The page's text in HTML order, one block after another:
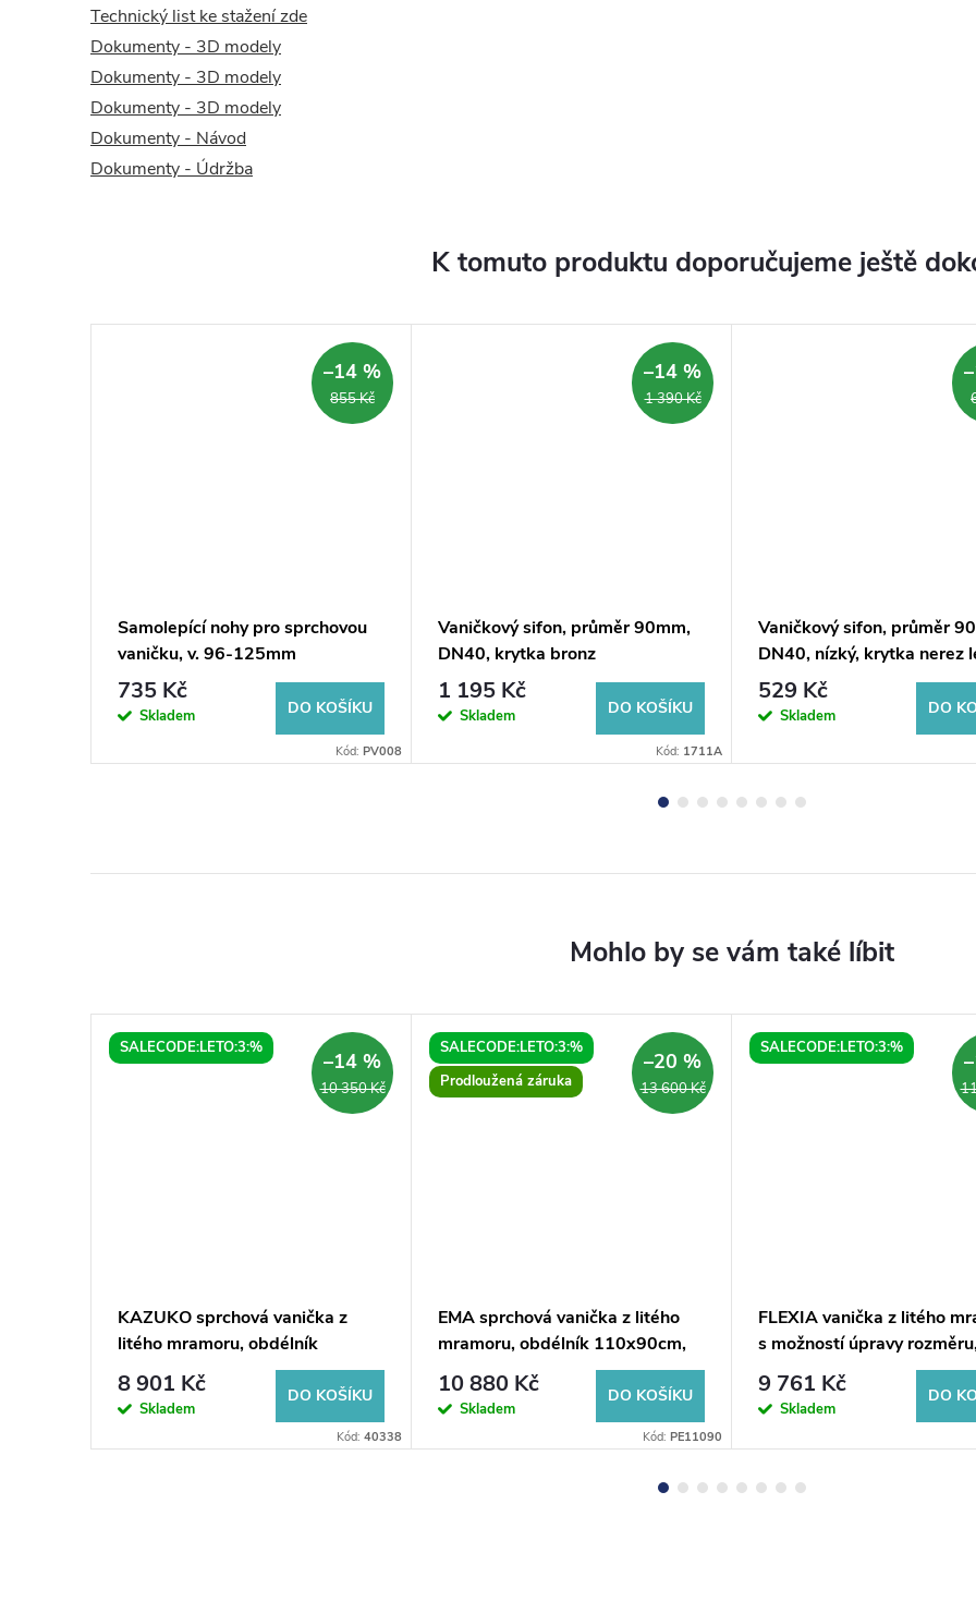
Technický list ke stažení zde
Dokumenty - 3D modely
Dokumenty - 3D modely
Dokumenty - 3D modely
Dokumenty - Návod
Dokumenty - Údržba
K tomuto produktu doporučujeme ještě
855 Kč
–14 %
Samolepící nohy pro sprchovou
vaničku, v. 96-125mm
(8ks/sada)
735 Kč
Skladem DO KOŠÍKU
Kód: PV008
1 390 Kč
–14 %
Vaničkový sifon, průměr 90mm,
DN40, krytka bronz
1 195 Kč
Skladem DO KOŠÍKU
Kód: 1711A
Vaničkový sifon, průměr
DN40, nízký, krytka nerez
529 Kč
Skladem DO
SALECODE:LETO:3:%
10 350 Kč
–14 %
KAZUKO sprchová vanička z
litého mramoru, obdélník
110x90cm, bílá
8 901 Kč
Skladem
DO KOŠÍKU
Kód: 40338
SALECODE:LETO:3:%
Prodloužená záruka
13 600 Kč
–20 %
EMA sprchová vanička z litého
mramoru, obdélník 110x90cm,
bílá
10 880 Kč
Skladem
DO KOŠÍKU
Kód: PE11090
SALECODE:LETO:3:%
FLEXIA vanička z litého
s možností úpravy
110x90cm
9 761 Kč
Skladem
DO